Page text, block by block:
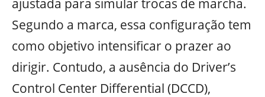
ajustada para simular trocas de marcha.
Segundo a marca, essa configuração tem
como objetivo intensificar o prazer ao
dirigir. Contudo, a ausência do Driver’s
Control Center Differential (DCCD),